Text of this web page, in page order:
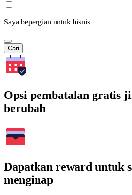
Saya bepergian untuk bisnis
Cari
Opsi pembatalan gratis
berubah
Dapatkan reward untuk
menginap